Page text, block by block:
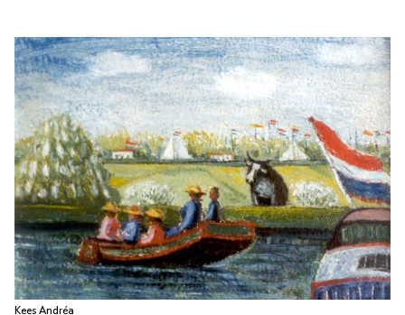
Kees Andréa